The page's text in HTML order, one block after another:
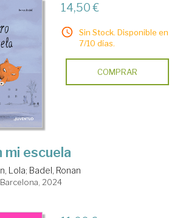
14,50 €
Sin Stock. Disponible en
7/10 días.
COMPRAR
mi escuela
Lola; Badel, Ronan
2024